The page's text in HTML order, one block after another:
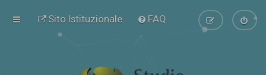
Sito Istituzionale FAQ